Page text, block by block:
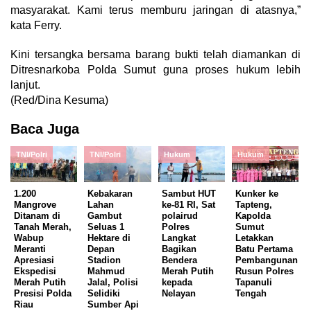
masyarakat. Kami terus memburu jaringan di atasnya,”
kata Ferry.
Kini tersangka bersama barang bukti telah diamankan di
Ditresnarkoba Polda Sumut guna proses hukum lebih
lanjut.
(Red/Dina Kesuma)
Baca Juga
TNI/Polri
1.200
Mangrove
Ditanam di
Tanah Merah,
Wabup
Meranti
Apresiasi
Ekspedisi
Merah Putih
Presisi Polda
Riau
TNI/Polri
Kebakaran
Lahan
Gambut
Seluas 1
Hektare di
Depan
Stadion
Mahmud
Jalal, Polisi
Selidiki
Sumber Api
Hukum
Sambut HUT
ke-81 RI, Sat
polairud
Polres
Langkat
Bagikan
Bendera
Merah Putih
kepada
Nelayan
Hukum
Kunker ke
Tapteng,
Kapolda
Sumut
Letakkan
Batu Pertama
Pembangunan
Rusun Polres
Tapanuli
Tengah